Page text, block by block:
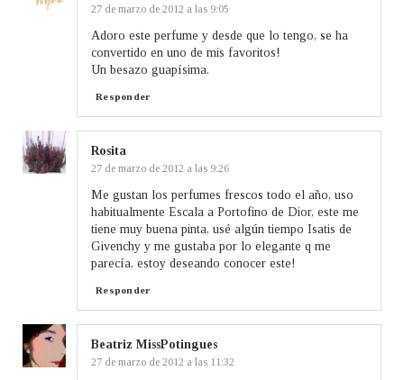
27 de marzo de 2012 a las 9:05
Adoro este perfume y desde que lo tengo, se ha
convertido en uno de mis favoritos!
Un besazo guapísima.
Responder
Rosita
27 de marzo de 2012 a las 9:26
Me gustan los perfumes frescos todo el año, uso
habitualmente Escala a Portofino de Dior, este me
tiene muy buena pinta, usé algún tiempo Isatis de
Givenchy y me gustaba por lo elegante q me
parecía, estoy deseando conocer este!
Responder
Beatriz MissPotingues
27 de marzo de 2012 a las 11:32